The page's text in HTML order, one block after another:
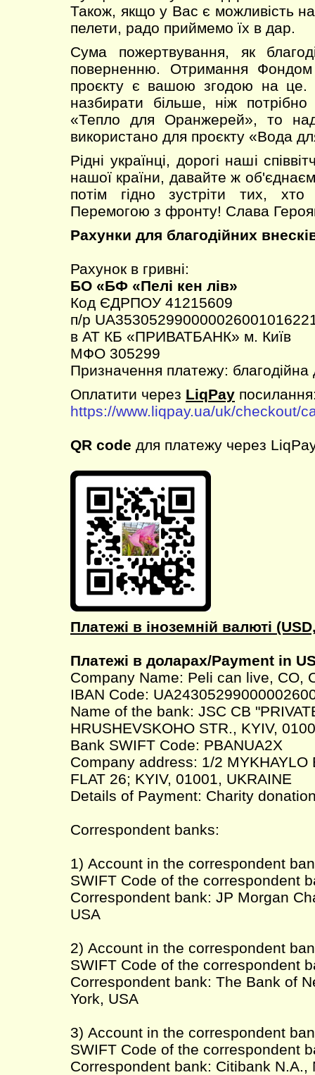
Також, якщо у Вас є можливість
пелети, радо приймемо їх в дар.
Сума пожертвування, як
поверненню. Отримання
проєкту є вашою згодою на це.
назбирати більше, ніж
«Тепло для Оранжерей», то
використано для проєкту «Вода
Рідні українці, дорогі наші
нашої країни, давайте ж
потім гідно зустріти тих, хто
Перемогою з фронту! Слава
Рахунки для благодійних
Рахунок в гривні:
БО «БФ «Пелі кен лів»
Код ЄДРПОУ 41215609
п/р
в АТ КБ «ПРИВАТБАНК» м. Київ
МФО 305299
Призначення платежу: благодійна
Оплатити через LiqPay
https://www.liqpay.ua/uk/checkout/
QR code для платежу через
Платежі в іноземній валюті
Платежі в доларах/Payment in
Company Name: Peli can live, CO,
IBAN Code:
Name of the bank: JSC CB
HRUSHEVSKOHO STR., KYIV,
Bank SWIFT Code: PBANUA2X
Company address: 1/2 MYKHAYLO
FLAT 26; KYIV, 01001, UKRAINE
Details of Payment: Charity
Correspondent banks:
1) Account in the correspondent
SWIFT Code of the correspondent
Correspondent bank: JP Morgan
USA
2) Account in the correspondent
SWIFT Code of the correspondent
Correspondent bank: The Bank of
York, USA
3) Account in the correspondent
SWIFT Code of the correspondent
Correspondent bank: Citibank N.A.,